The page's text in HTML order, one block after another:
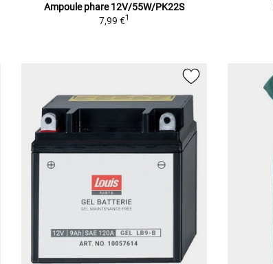
Ampoule phare 12V/55W/PK22S
7,99 €1